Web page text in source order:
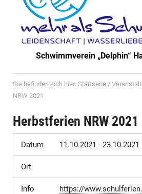
Schwimmverein „Delphin“
Sie befinden sich hier: Startseite /
NRW 2021
Herbstferien NRW 2021
Datum 11.10.2021 - 23.10.2021
Ort
Info https://